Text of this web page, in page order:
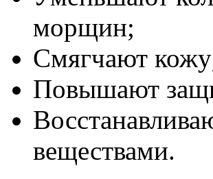
морщин;
Смягчают
Повышают
веществами.